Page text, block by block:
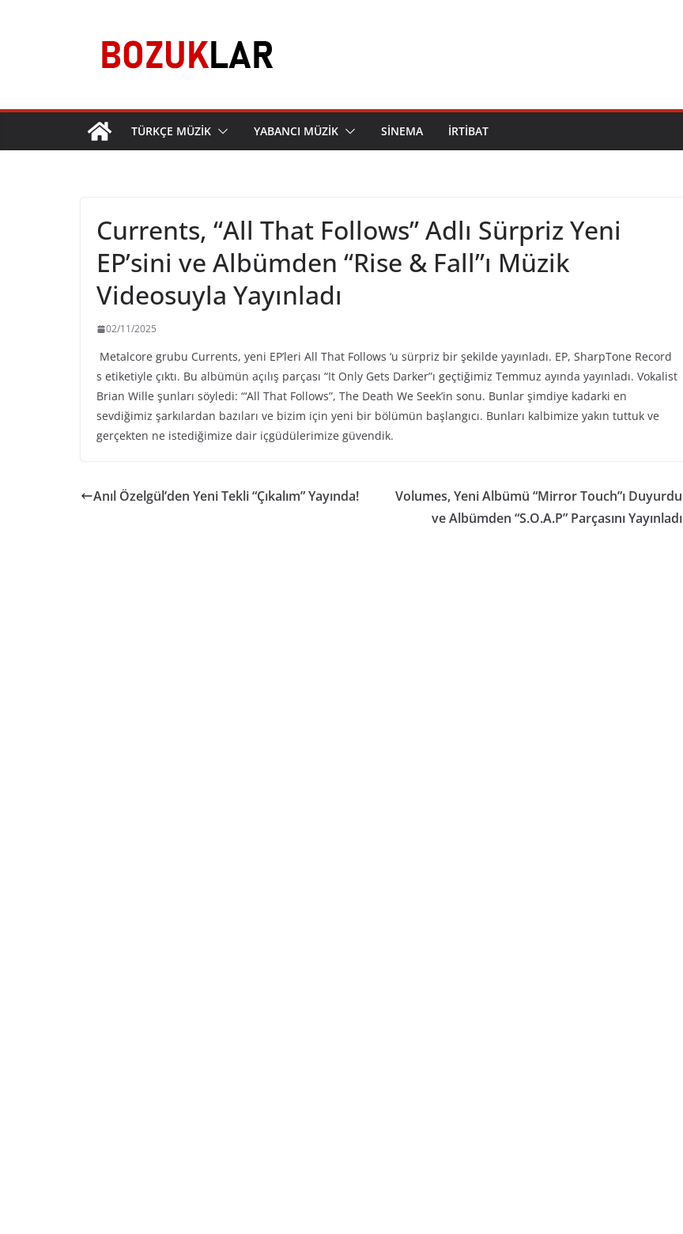
TÜRKÇE MÜZİK YABANCI MÜZİK SİNEMA İRTİBAT
Currents, “All That Follows” Adlı Sürpriz Yeni
EP’sini ve Albümden “Rise & Fall”ı Müzik
Videosuyla Yayınladı
02/11/2025
Metalcore grubu Currents, yeni EP’leri All That Follows ‘u sürpriz bir şekilde yayınladı. EP, SharpTone Record
s etiketiyle çıktı. Bu albümün açılış parçası “It Only Gets Darker”ı geçtiğimiz Temmuz ayında yayınladı. Vokalist
Brian Wille şunları söyledi: “‘All That Follows”, The Death We Seek’in sonu. Bunlar şimdiye kadarki en
sevdiğimiz şarkılardan bazıları ve bizim için yeni bir bölümün başlangıcı. Bunları kalbimize yakın tuttuk ve
gerçekten ne istediğimize dair içgüdülerimize güvendik.
Anıl Özelgül’den Yeni Tekli “Çıkalım” Yayında!
Volumes, Yeni Albümü “Mirror Touch”ı Duyurdu
ve Albümden “S.O.A.P” Parçasını Yayınladı